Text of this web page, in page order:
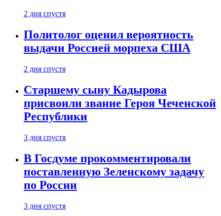
2 дня спустя
Политолог оценил вероятность
выдачи Россией морпеха США
2 дня спустя
Старшему сыну Кадырова
присвоили звание Героя Чеченской
Республики
3 дня спустя
В Госдуме прокомментировали
поставленную Зеленскому задачу
по России
3 дня спустя